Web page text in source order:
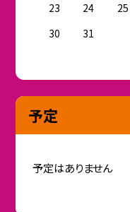
23
24 25
30
31
予定
予定はありません